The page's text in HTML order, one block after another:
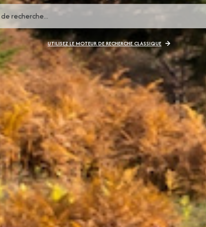
UTILISEZ LE MOTEUR DE RECHERCHE CLASSIQUE